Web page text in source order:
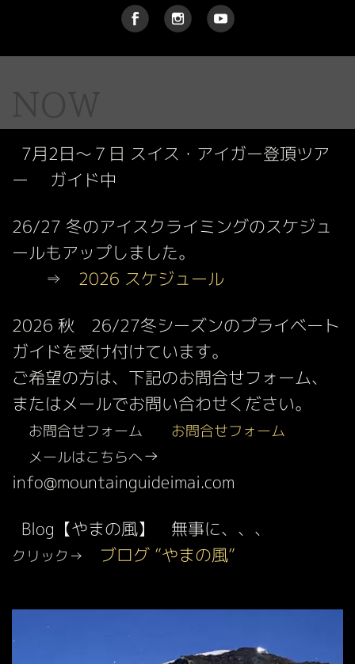
7月2日～７日 スイス・アイガー登頂ツア
ー ガイド中
26/27 冬のアイスクライミングのスケジュ
ールもアップしました。
⇒ 2026 スケジュール
2026 秋 26/27冬シーズンのプライベート
ガイドを受け付けています。
ご希望の方は、下記のお問合せフォーム、
またはメールでお問い合わせください。
お問合せフォーム お問合せフォーム
メールはこちらへ→
info@mountainguideimai.com
Blog【やまの風】 無事に、、、
クリック→ ブログ ”やまの風”